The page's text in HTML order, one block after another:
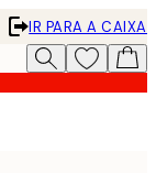
IR PARA A CAIXA